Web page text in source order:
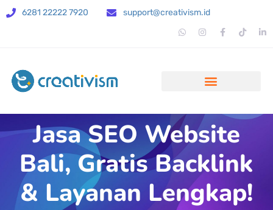
6281 22222 7920 support@creativism.id
Jasa SEO Website
Bali, Gratis Backlink
& Layanan Lengkap!